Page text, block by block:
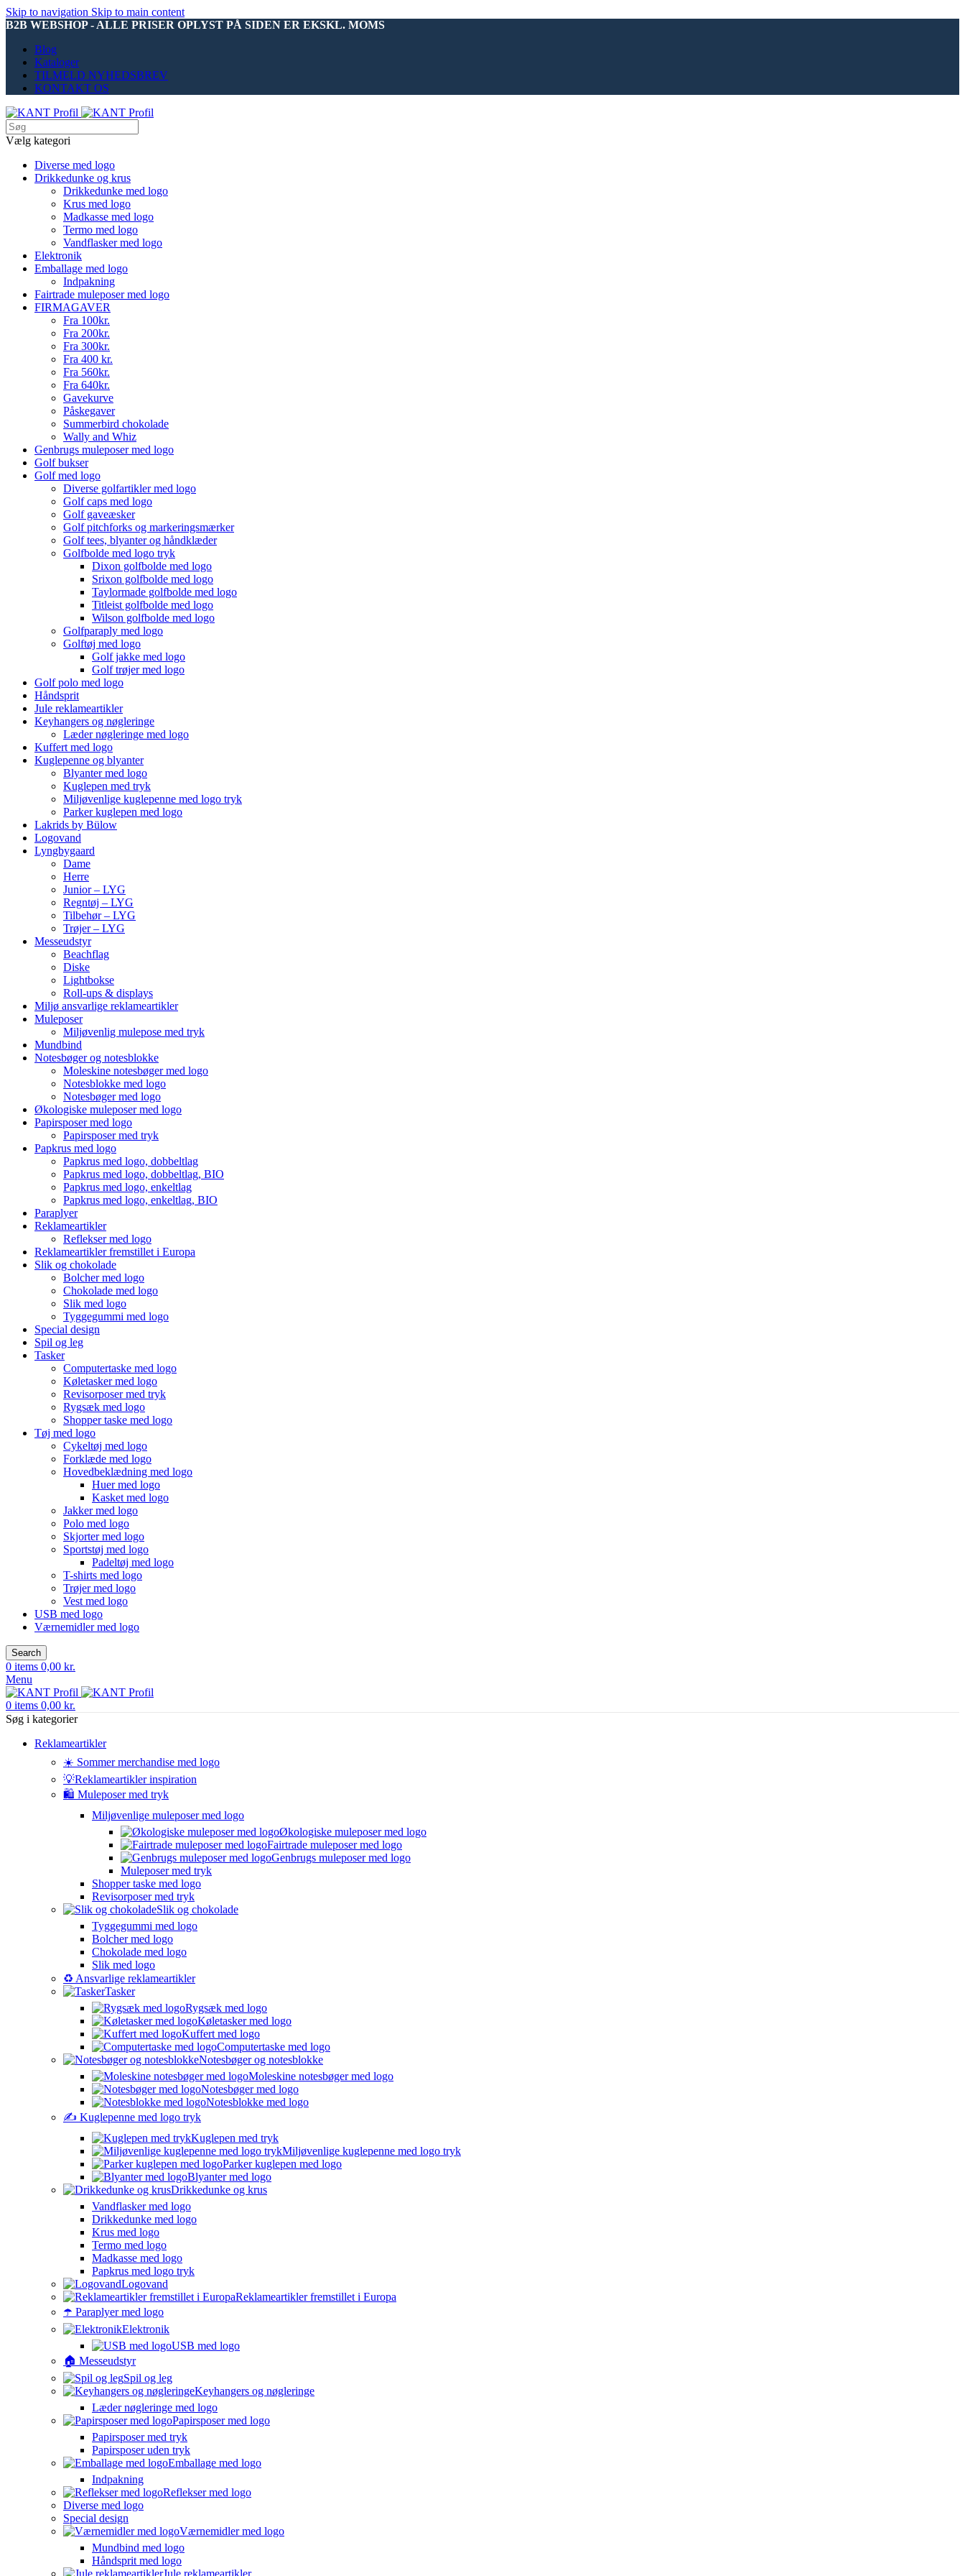
Skip to navigation Skip to main content
B2B WEBSHOP - ALLE PRISER OPLYST PÅ SIDEN ER EKSKL. MOMS
Blog
Kataloger
TILMELD NYHEDSBREV
KONTAKT OS
Vælg kategori
Diverse med logo
Drikkedunke og krus
Drikkedunke med logo
Krus med logo
Madkasse med logo
Termo med logo
Vandflasker med logo
Elektronik
Emballage med logo
Indpakning
Fairtrade muleposer med logo
FIRMAGAVER
Fra 100kr.
Fra 200kr.
Fra 300kr.
Fra 400 kr.
Fra 560kr.
Fra 640kr.
Gavekurve
Påskegaver
Summerbird chokolade
Wally and Whiz
Genbrugs muleposer med logo
Golf bukser
Golf med logo
Diverse golfartikler med logo
Golf caps med logo
Golf gaveæsker
Golf pitchforks og markeringsmærker
Golf tees, blyanter og håndklæder
Golfbolde med logo tryk
Dixon golfbolde med logo
Srixon golfbolde med logo
Taylormade golfbolde med logo
Titleist golfbolde med logo
Wilson golfbolde med logo
Golfparaply med logo
Golftøj med logo
Golf jakke med logo
Golf trøjer med logo
Golf polo med logo
Håndsprit
Jule reklameartikler
Keyhangers og nøgleringe
Læder nøgleringe med logo
Kuffert med logo
Kuglepenne og blyanter
Blyanter med logo
Kuglepen med tryk
Miljøvenlige kuglepenne med logo tryk
Parker kuglepen med logo
Lakrids by Bülow
Logovand
Lyngbygaard
Dame
Herre
Junior – LYG
Regntøj – LYG
Tilbehør – LYG
Trøjer – LYG
Messeudstyr
Beachflag
Diske
Lightbokse
Roll-ups & displays
Miljø ansvarlige reklameartikler
Muleposer
Miljøvenlig mulepose med tryk
Mundbind
Notesbøger og notesblokke
Moleskine notesbøger med logo
Notesblokke med logo
Notesbøger med logo
Økologiske muleposer med logo
Papirsposer med logo
Papirsposer med tryk
Papkrus med logo
Papkrus med logo, dobbeltlag
Papkrus med logo, dobbeltlag, BIO
Papkrus med logo, enkeltlag
Papkrus med logo, enkeltlag, BIO
Paraplyer
Reklameartikler
Reflekser med logo
Reklameartikler fremstillet i Europa
Slik og chokolade
Bolcher med logo
Chokolade med logo
Slik med logo
Tyggegummi med logo
Special design
Spil og leg
Tasker
Computertaske med logo
Køletasker med logo
Revisorposer med tryk
Rygsæk med logo
Shopper taske med logo
Tøj med logo
Cykeltøj med logo
Forklæde med logo
Hovedbeklædning med logo
Huer med logo
Kasket med logo
Jakker med logo
Polo med logo
Skjorter med logo
Sportstøj med logo
Padeltøj med logo
T-shirts med logo
Trøjer med logo
Vest med logo
USB med logo
Værnemidler med logo
Search
0 items 0,00 kr.
Menu
0 items 0,00 kr.
Søg i kategorier
Reklameartikler
☀️ Sommer merchandise med logo
💡Reklameartikler inspiration
🛍️ Muleposer med tryk
Miljøvenlige muleposer med logo
Økologiske muleposer med logo
Fairtrade muleposer med logo
Genbrugs muleposer med logo
Muleposer med tryk
Shopper taske med logo
Revisorposer med tryk
Slik og chokolade
Tyggegummi med logo
Bolcher med logo
Chokolade med logo
Slik med logo
♻️ Ansvarlige reklameartikler
Tasker
Rygsæk med logo
Køletasker med logo
Kuffert med logo
Computertaske med logo
Notesbøger og notesblokke
Moleskine notesbøger med logo
Notesbøger med logo
Notesblokke med logo
✍️ Kuglepenne med logo tryk
Kuglepen med tryk
Miljøvenlige kuglepenne med logo tryk
Parker kuglepen med logo
Blyanter med logo
Drikkedunke og krus
Vandflasker med logo
Drikkedunke med logo
Krus med logo
Termo med logo
Madkasse med logo
Papkrus med logo tryk
Logovand
Reklameartikler fremstillet i Europa
☂️ Paraplyer med logo
Elektronik
USB med logo
🏠 Messeudstyr
Spil og leg
Keyhangers og nøgleringe
Læder nøgleringe med logo
Papirsposer med logo
Papirsposer med tryk
Papirsposer uden tryk
Emballage med logo
Indpakning
Reflekser med logo
Diverse med logo
Special design
Værnemidler med logo
Mundbind med logo
Håndsprit med logo
Jule reklameartikler